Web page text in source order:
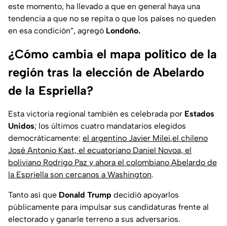
este momento, ha llevado a que en general haya una
tendencia a que no se repita o que los países no queden
en esa condición”, agregó Londoño.
¿Cómo cambia el mapa político de la
región tras la elección de Abelardo
de la Espriella?
Esta victoria regional también es celebrada por Estados
Unidos; los últimos cuatro mandatarios elegidos
democráticamente: el argentino Javier Milei,el chileno
José Antonio Kast, el ecuatoriano Daniel Novoa, el
boliviano Rodrigo Paz y ahora el colombiano Abelardo de
la Espriella son cercanos a Washington.
Tanto así que Donald Trump decidió apoyarlos
públicamente para impulsar sus candidaturas frente al
electorado y ganarle terreno a sus adversarios.